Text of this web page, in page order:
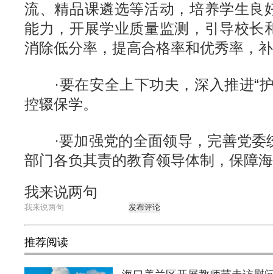
流、精品课遴选等活动，培养学生良
能力，开展学业质量监测，引导校长
消除低分率，提高合格率和优秀率，
·要在安全上下功夫，深入推进“
控辍保学。
·要加强党的全面领导，完善党委
部门各负其责的教育领导体制，保障
我来说两句
发布评论
推荐阅读